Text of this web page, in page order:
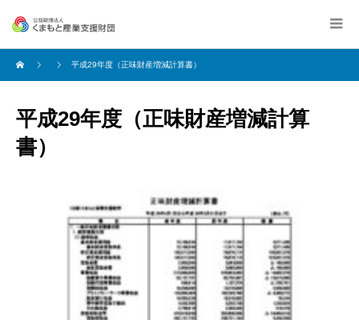
平成29年度（正味財産増減計算書）
平成29年度（正味財産増減計算
書）